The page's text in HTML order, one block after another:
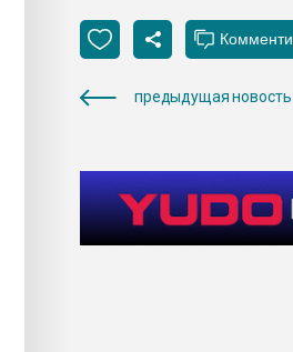
предыдущая новость